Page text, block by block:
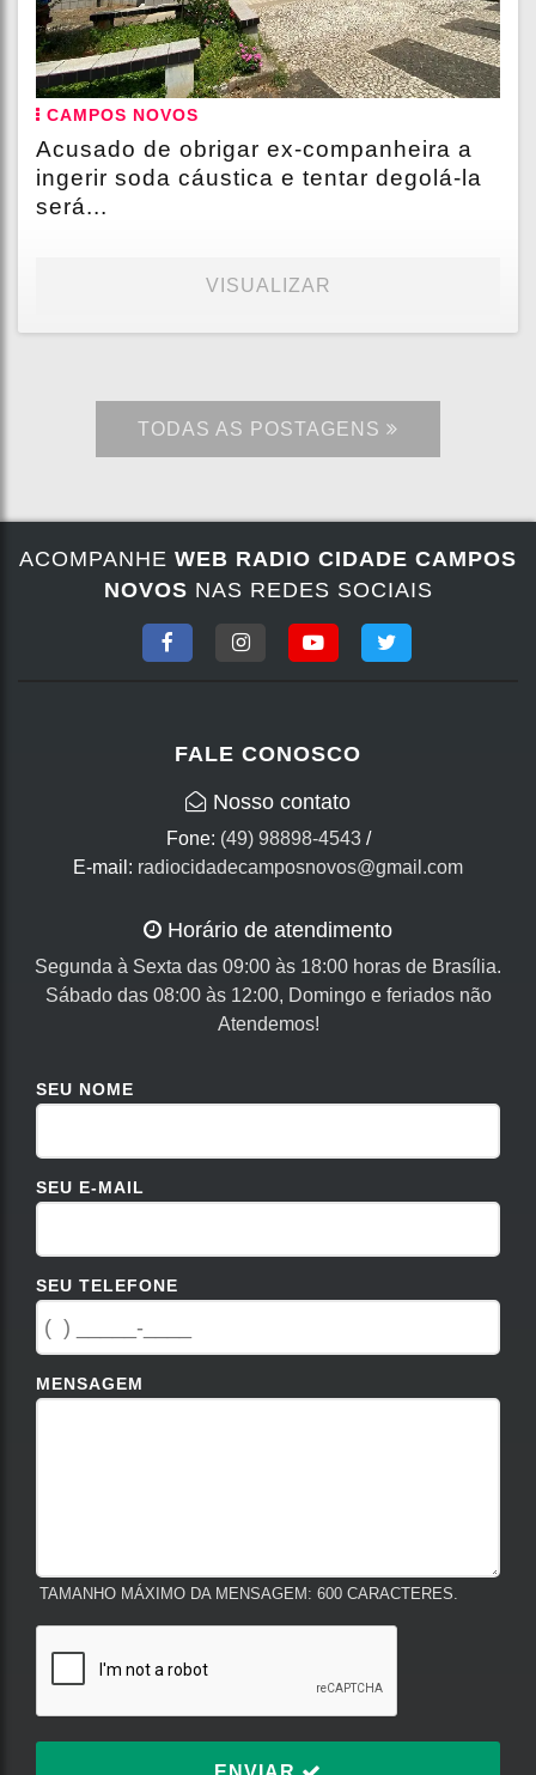
CAMPOS NOVOS
Acusado de obrigar ex-companheira a
ingerir soda cáustica e tentar degolá-la
será...
VISUALIZAR
TODAS AS POSTAGENS
ACOMPANHE WEB RADIO CIDADE CAMPOS
NOVOS NAS REDES SOCIAIS
FALE CONOSCO
Nosso contato
Fone: (49) 98898-4543/
E-mail: radiocidadecamposnovos@gmail.com
Horário de atendimento
Segunda à Sexta das 09:00 às 18:00 horas de Brasília.
Sábado das 08:00 às 12:00, Domingo e feriados não
Atendemos!
SEU NOME
SEU E-MAIL
SEU TELEFONE
MENSAGEM
TAMANHO MÁXIMO DA MENSAGEM: 600 CARACTERES.